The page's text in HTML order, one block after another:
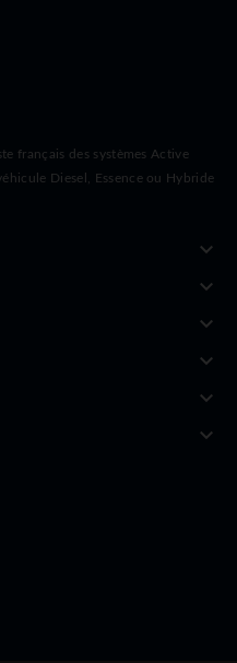
français des systèmes Active
Diesel, Essence ou Hybride
keyboard_arrow_down
keyboard_arrow_down
keyboard_arrow_down
keyboard_arrow_down
keyboard_arrow_down
keyboard_arrow_down